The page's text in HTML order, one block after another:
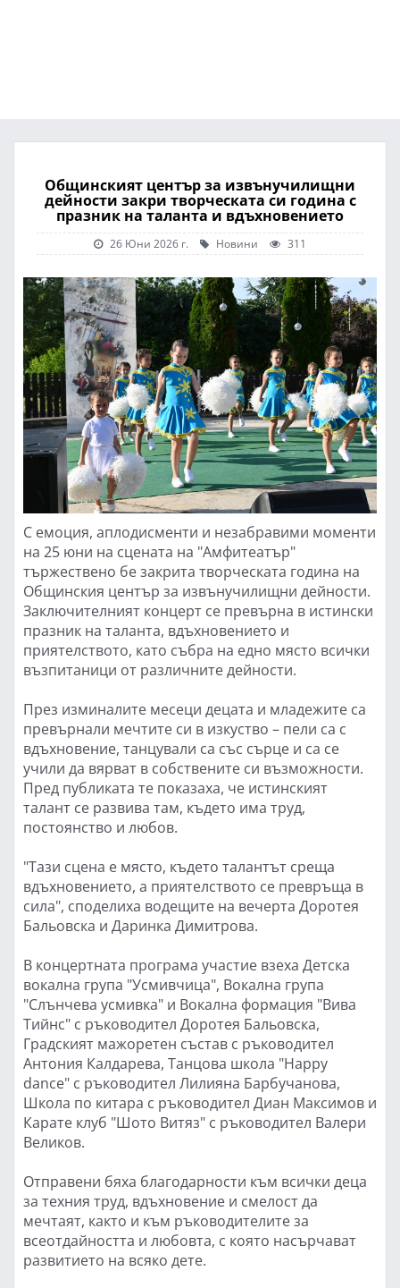
Общинският център за извънучилищни
дейности закри творческата си година с
празник на таланта и вдъхновението
26 Юни 2026 г. Новини 311
С емоция, аплодисменти и незабравими моменти
на 25 юни на сцената на "Амфитеатър"
тържествено бе закрита творческата година на
Общинския център за извънучилищни дейности.
Заключителният концерт се превърна в истински
празник на таланта, вдъхновението и
приятелството, като събра на едно място всички
възпитаници от различните дейности.
През изминалите месеци децата и младежите са
превърнали мечтите си в изкуство – пели са с
вдъхновение, танцували са със сърце и са се
учили да вярват в собствените си възможности.
Пред публиката те показаха, че истинският
талант се развива там, където има труд,
постоянство и любов.
"Тази сцена е място, където талантът среща
вдъхновението, а приятелството се превръща в
сила", споделиха водещите на вечерта Доротея
Бальовска и Даринка Димитрова.
В концертната програма участие взеха Детска
вокална група "Усмивчица", Вокална група
"Слънчева усмивка" и Вокална формация "Вива
Тийнс" с ръководител Доротея Бальовска,
Градският мажоретен състав с ръководител
Антония Калдарева, Танцова школа "Happy
dance" с ръководител Лилияна Барбучанова,
Школа по китара с ръководител Диан Максимов и
Карате клуб "Шото Витяз" с ръководител Валери
Великов.
Отправени бяха благодарности към всички деца
за техния труд, вдъхновение и смелост да
мечтаят, както и към ръководителите за
всеотдайността и любовта, с която насърчават
развитието на всяко дете.